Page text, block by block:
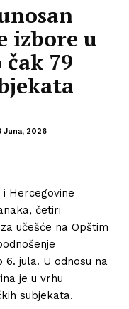
izbore u
79
Juna, 2026
Hercegovine
četiri
učešće na Opštim
jula. U odnosu na
je u vrhu
subjekata.